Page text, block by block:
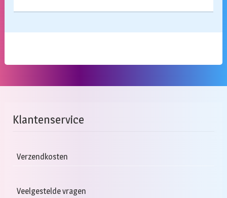
Klantenservice
Verzendkosten
Veelgestelde vragen